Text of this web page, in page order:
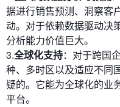
据进行销售预测、洞察客
动。对于依赖数据驱动决
分析能力价值巨大。
3.全球化支持：对于跨国
种、多时区以及适应不同
疑的。它能为全球化的业
平台。